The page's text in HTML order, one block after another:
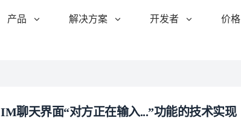
产品 解决方案 开发者 价格
IM聊天界面“对方正在输入...”功能的技术实现